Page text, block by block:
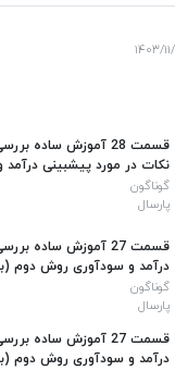
قسمت 28 آموزش ساده
نکات در مورد پیشبینی
چهارم)
گوناگون
پارسال
قسمت 27 آموزش ساده
درآمد و سودآوری روش
گوناگون
پارسال
قسمت 27 آموزش ساده
درآمد و سودآوری روش دوم